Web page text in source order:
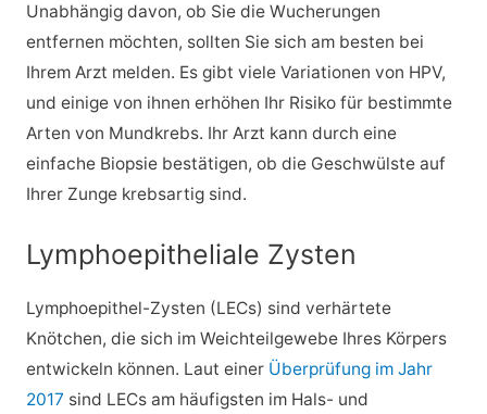
Unabhängig davon, ob Sie die Wucherungen
entfernen möchten, sollten Sie sich am besten bei
Ihrem Arzt melden. Es gibt viele Variationen von HPV,
und einige von ihnen erhöhen Ihr Risiko für bestimmte
Arten von Mundkrebs. Ihr Arzt kann durch eine
einfache Biopsie bestätigen, ob die Geschwülste auf
Ihrer Zunge krebsartig sind.
Lymphoepitheliale Zysten
Lymphoepithel-Zysten (LECs) sind verhärtete
Knötchen, die sich im Weichteilgewebe Ihres Körpers
entwickeln können. Laut einer Überprüfung im Jahr
2017 sind LECs am häufigsten im Hals- und